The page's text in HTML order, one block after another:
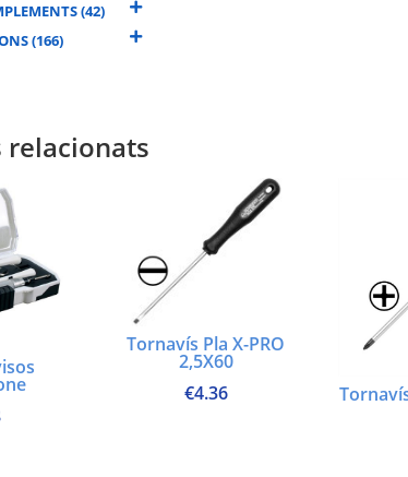
(42)
(166)
relacionats
Tornavís Pla X-PRO
2,5X60
€4.36